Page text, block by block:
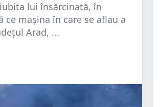
lui însărcinată, în
ce mașina în care se aflau a
Arad, ...